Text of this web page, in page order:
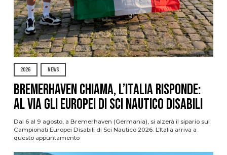
2026 NEWS
Bremerhaven chiama, l’Italia risponde:
al via gli Europei di Sci Nautico Disabili
Dal 6 al 9 agosto, a Bremerhaven (Germania), si alzerà il sipario sui
Campionati Europei Disabili di Sci Nautico 2026. L’Italia arriva a
questo appuntamento